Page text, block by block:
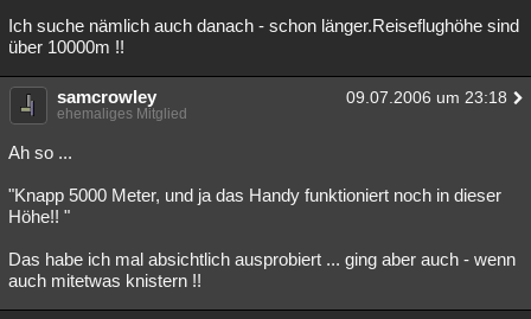
Ich suche nämlich auch danach - schon länger.Reiseflughöhe sind
über 10000m !!
samcrowley 09.07.2006 um 23:18
ehemaliges Mitglied
Ah so ...
"Knapp 5000 Meter, und ja das Handy funktioniert noch in dieser
Höhe!! "
Das habe ich mal absichtlich ausprobiert ... ging aber auch - wenn
auch mitetwas knistern !!